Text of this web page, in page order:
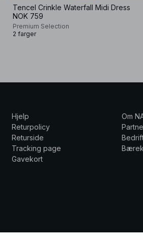
Tencel Crinkle Waterfall Midi Dress
NOK 759
Premium Selection
2 farger
Hjelp
Returpolicy
Returside
Tracking page
Gavekort
Om